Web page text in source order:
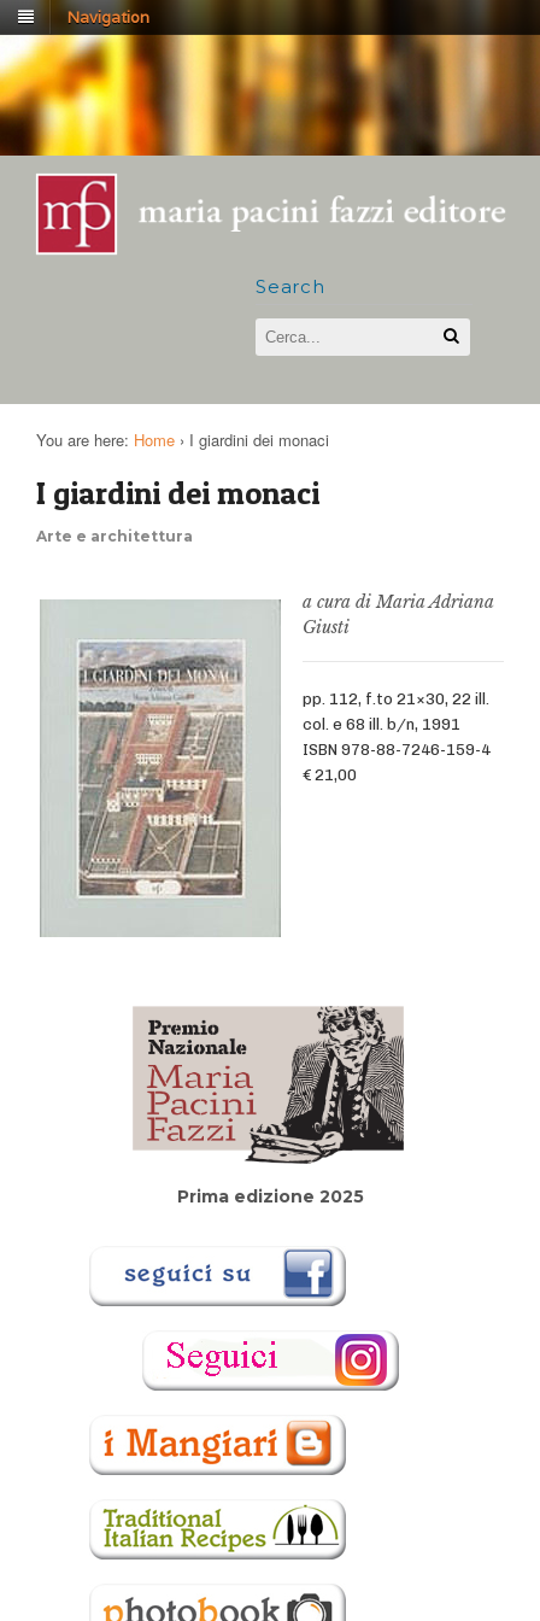
Navigation
Search
You are here: Home › I giardini dei monaci
I giardini dei monaci
Arte e architettura
a cura di Maria Adriana
Giusti
pp. 112, f.to 21×30, 22 ill.
col. e 68 ill. b/n, 1991
ISBN 978-88-7246-159-4
€ 21,00
Prima edizione 2025